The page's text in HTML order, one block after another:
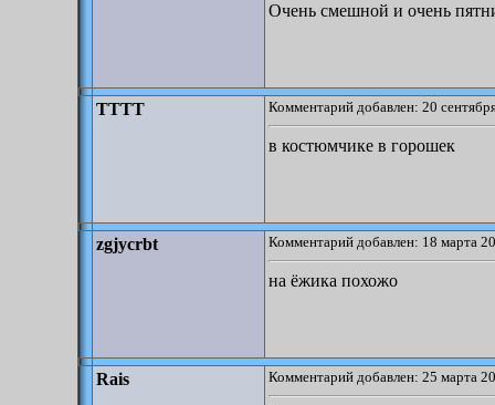
Очень смешной и очень
TTTT Комментарий добавлен: 20
в костюмчике в горошек
zgjycrbt Комментарий добавлен: 18 марта
на ёжика похожо
Rais Комментарий добавлен: 25 марта